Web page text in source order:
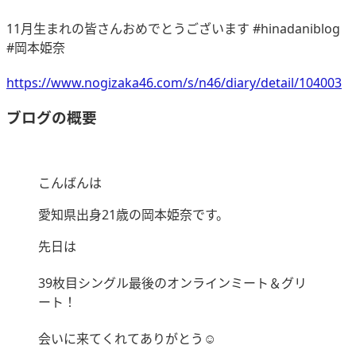
11月生まれの皆さんおめでとうございます #hinadaniblog
#岡本姫奈
https://www.nogizaka46.com/s/n46/diary/detail/104003
ブログの概要
こんばんは
愛知県出身21歳の岡本姫奈です。
先日は
39枚目シングル最後のオンラインミート＆グリ
ート！
会いに来てくれてありがとう☺️